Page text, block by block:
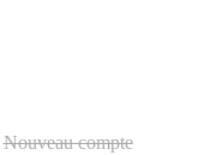
Nouveau compte